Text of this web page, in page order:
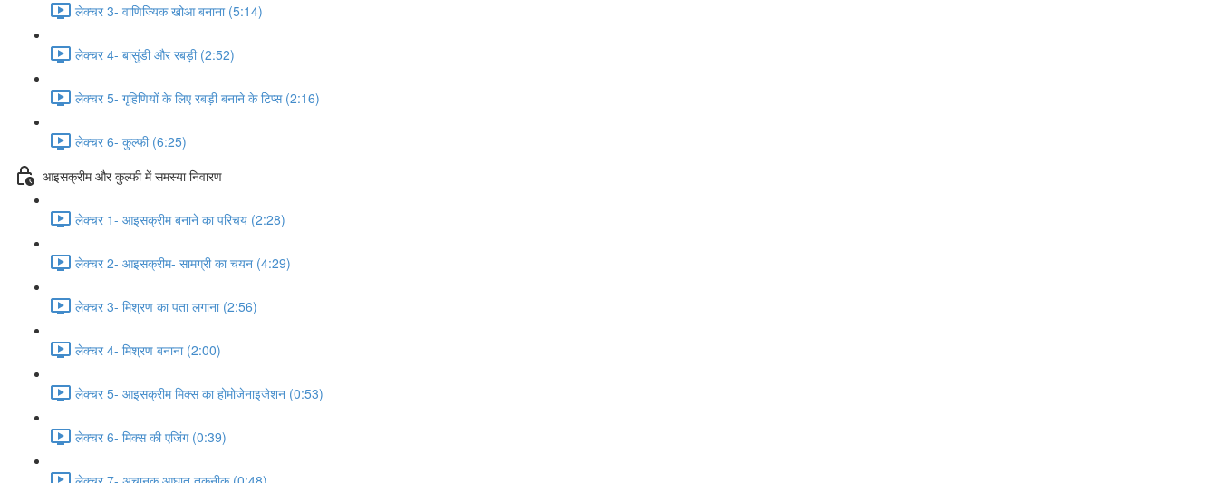
लेक्चर 3- वाणिज्यिक खोआ बनाना (5:14)
लेक्चर 4- बासुंडी और रबड़ी (2:52)
लेक्चर 5- गृहिणियों के लिए रबड़ी बनाने के टिप्स (2:16)
लेक्चर 6- कुल्फी (6:25)
आइसक्रीम और कुल्फी में समस्या निवारण
लेक्चर 1- आइसक्रीम बनाने का परिचय (2:28)
लेक्चर 2- आइसक्रीम- सामग्री का चयन (4:29)
लेक्चर 3- मिश्रण का पता लगाना (2:56)
लेक्चर 4- मिश्रण बनाना (2:00)
लेक्चर 5- आइसक्रीम मिक्स का होमोजेनाइजेशन (0:53)
लेक्चर 6- मिक्स की एजिंग (0:39)